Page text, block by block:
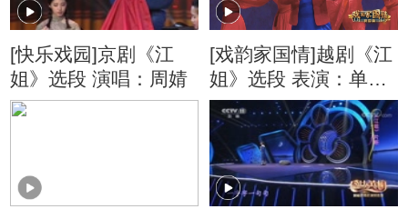
[快乐戏园]京剧《江
姐》选段 演唱：周婧
[戏韵家国情]越剧《江
姐》选段 表演：单仰
萍